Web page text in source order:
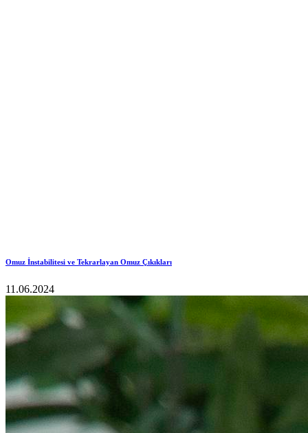
Omuz İnstabilitesi ve Tekrarlayan Omuz Çıkıkları
11.06.2024